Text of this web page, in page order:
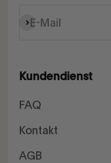
E-Mail
Abonnieren
Kundendienst
FAQ
Kontakt
AGB